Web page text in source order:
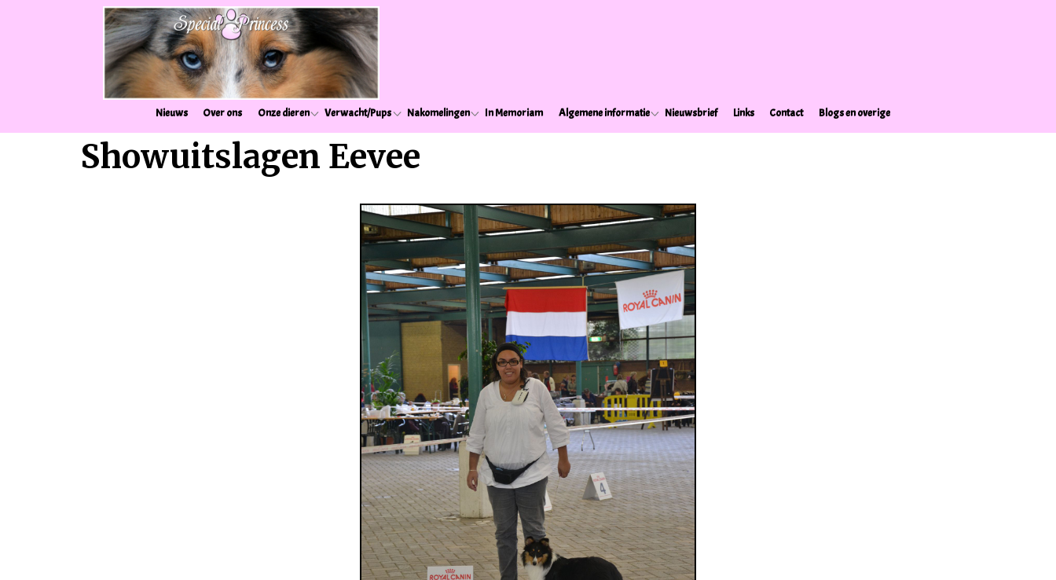
Nieuws Over ons Onze dieren Verwacht/Pups Nakomelingen In Memoriam Algemene informatie Nieuwsbrief Links Contact Blogs en overige
Showuitslagen Eevee